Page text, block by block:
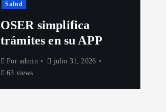
Salud
OSER simplifica
trámites en su APP
Por admin
julio 31, 2026
63 views